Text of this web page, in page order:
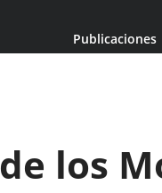
Publicaciones
los